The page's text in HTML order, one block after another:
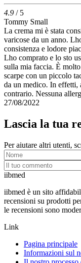
4.9 / 5
Tommy Small
La crema mi è stata
varicose da un anno.
consistenza e lodore
Lho comprato e lo sto
sulla mia faccia. È
scarpe con un piccolo
da un medico. In effetti,
contrario. Nessuna
27/08/2022
Lascia la tua
Per aiutare altri utenti,
iibmed
iibmed è un sito
recensioni su prodotti
le recensioni sono
Link
Pagina principale
Informazioni sul